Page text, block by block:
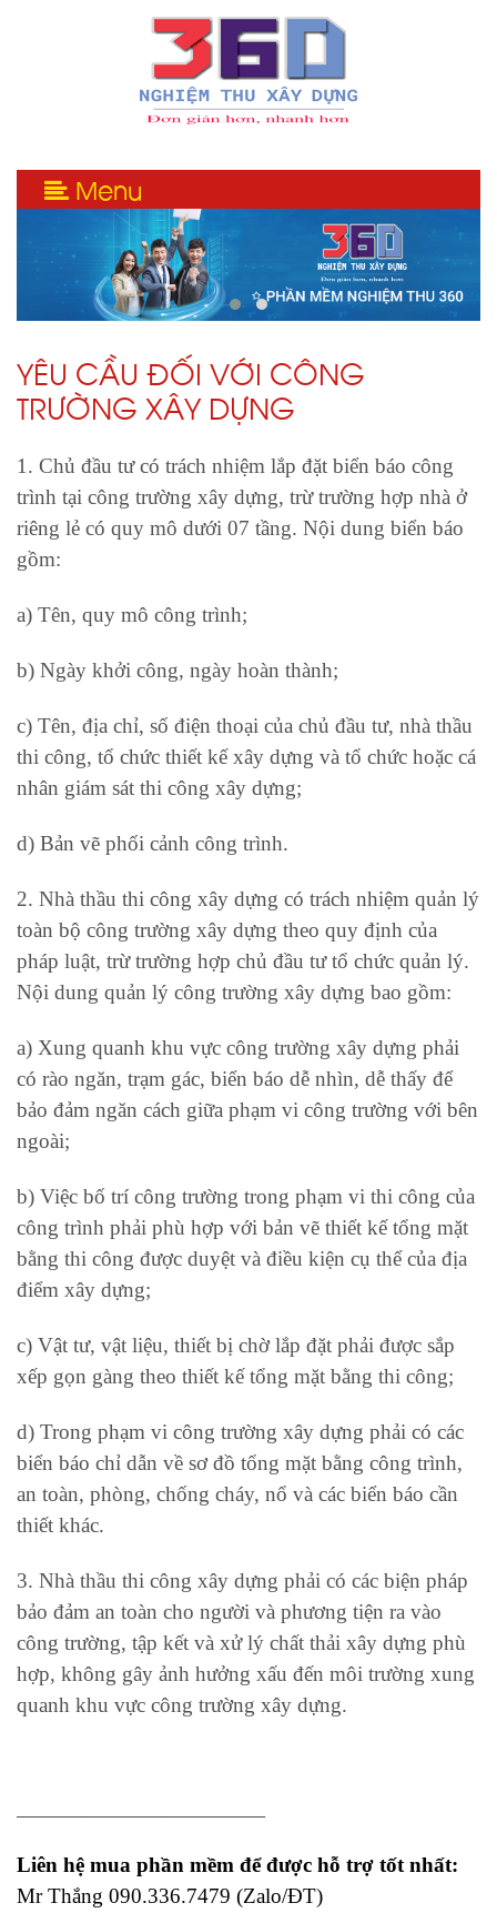
Menu
YÊU CẦU ĐỐI VỚI CÔNG
TRƯỜNG XÂY DỰNG
1. Chủ đầu tư có trách nhiệm lắp đặt biển báo công
trình tại công trường xây dựng, trừ trường hợp nhà ở
riêng lẻ có quy mô dưới 07 tầng. Nội dung biển báo
gồm:
a) Tên, quy mô công trình;
b) Ngày khởi công, ngày hoàn thành;
c) Tên, địa chỉ, số điện thoại của chủ đầu tư, nhà thầu
thi công, tổ chức thiết kế xây dựng và tổ chức hoặc cá
nhân giám sát thi công xây dựng;
d) Bản vẽ phối cảnh công trình.
2. Nhà thầu thi công xây dựng có trách nhiệm quản lý
toàn bộ công trường xây dựng theo quy định của
pháp luật, trừ trường hợp chủ đầu tư tổ chức quản lý.
Nội dung quản lý công trường xây dựng bao gồm:
a) Xung quanh khu vực công trường xây dựng phải
có rào ngăn, trạm gác, biển báo dễ nhìn, dễ thấy để
bảo đảm ngăn cách giữa phạm vi công trường với bên
ngoài;
b) Việc bố trí công trường trong phạm vi thi công của
công trình phải phù hợp với bản vẽ thiết kế tổng mặt
bằng thi công được duyệt và điều kiện cụ thể của địa
điểm xây dựng;
c) Vật tư, vật liệu, thiết bị chờ lắp đặt phải được sắp
xếp gọn gàng theo thiết kế tổng mặt bằng thi công;
d) Trong phạm vi công trường xây dựng phải có các
biển báo chỉ dẫn về sơ đồ tổng mặt bằng công trình,
an toàn, phòng, chống cháy, nổ và các biển báo cần
thiết khác.
3. Nhà thầu thi công xây dựng phải có các biện pháp
bảo đảm an toàn cho người và phương tiện ra vào
công trường, tập kết và xử lý chất thải xây dựng phù
hợp, không gây ảnh hưởng xấu đến môi trường xung
quanh khu vực công trường xây dựng.
Liên hệ mua phần mềm để được hỗ trợ tốt nhất:
Mr Thắng 090.336.7479 (Zalo/ĐT)